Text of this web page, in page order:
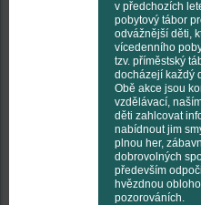
v předchozích
pobytový tábor
odvážnější děti,
vícedenního
tzv. příměstský
docházejí každý
Obě akce jsou
vzdělávací,
děti zahlcovat
nabídnout jim
plnou her,
dobrovolných
především
hvězdnou
pozorováních.